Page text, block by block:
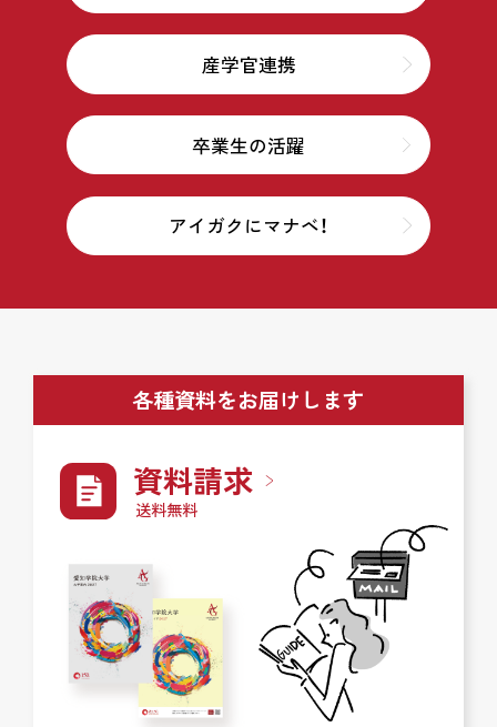
産学官連携
卒業生の活躍
アイガクにマナベ！
各種資料をお届けします
資料請求
送料無料